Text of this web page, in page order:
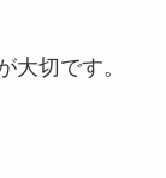
大切です。